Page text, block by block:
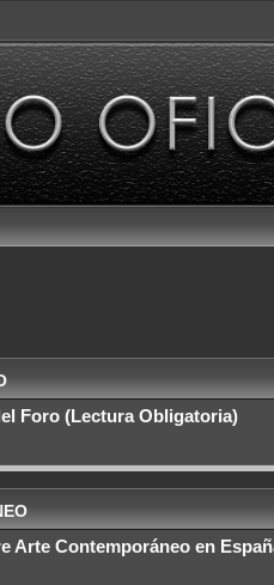
Foro (Lectura Obligatoria)
Arte Contemporáneo en